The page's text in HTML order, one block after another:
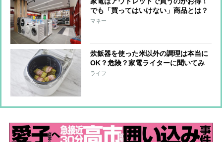
でも「買ってはいけない」商品とは？
マネー
炊飯器を使った米以外の調理は本当に
OK？危険？家電ライターに聞いてみ
た 「焦げつき」や「吹きこぼれ」の
ライフ